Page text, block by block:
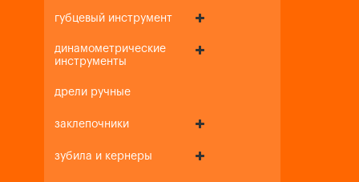
губцевый инструмент
динамометрические
инструменты
дрели ручные
заклепочники
зубила и кернеры